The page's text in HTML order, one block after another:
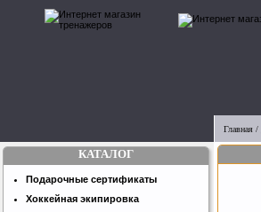
Главная /
КАТАЛОГ
Подарочные сертификаты
Хоккейная экипировка